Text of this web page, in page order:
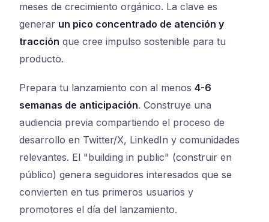
meses de crecimiento orgánico. La clave es
generar un pico concentrado de atención y
tracción que cree impulso sostenible para tu
producto.
Prepara tu lanzamiento con al menos 4-6
semanas de anticipación. Construye una
audiencia previa compartiendo el proceso de
desarrollo en Twitter/X, LinkedIn y comunidades
relevantes. El "building in public" (construir en
público) genera seguidores interesados que se
convierten en tus primeros usuarios y
promotores el día del lanzamiento.